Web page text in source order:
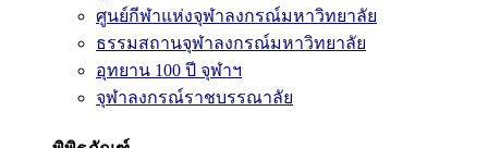
ศูนย์กีฬาแห่งจุฬาลงกรณ์มหาวิทยาลัย
ธรรมสถานจุฬาลงกรณ์มหาวิทยาลัย
อุทยาน 100 ปี จุฬาฯ
จุฬาลงกรณ์ราชบรรณาลัย